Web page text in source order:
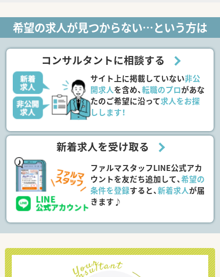
希望の求人が見つからない…という方は
コンサルタントに相談する
サイト上に掲載していない非公
開求人を含め、転職のプロがあな
たのご希望に沿って求人をお探
しします！
新着求人を受け取る
ファルマスタッフLINE公式アカ
ウントを友だち追加して、希望の
条件を登録すると、新着求人が届
きます♪